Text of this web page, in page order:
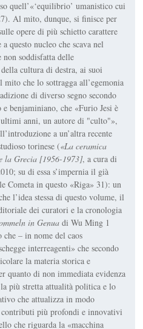
quell’«‘equilibrio’ umanistico cui
Al mito, dunque, si finisce per
opere di più schietto carattere
questo nucleo che scava nel
non soddisfatta delle
cultura di destra, ai suoi
che lo sottragga all’egemonia
di diverso segno secondo
benjaminiano, che «Furio Jesi è
anni, un autore di "culto"»,
a un’altra recente
torinese («La ceramica
la Grecia [1956-1973], a cura di
su di essa s’impernia il già
Cometa in questo «Riga» 31): un
l’idea stessa di questo volume, il
dei curatori e la cronologia
in Genua di Wu Ming 1
– in nome del caos
interreagenti» che secondo
la materia storica e
quanto di non immediata evidenza
più stretta attualità politica e lo
che attualizza in modo
più profondi e innovativi
che riguarda la «macchina